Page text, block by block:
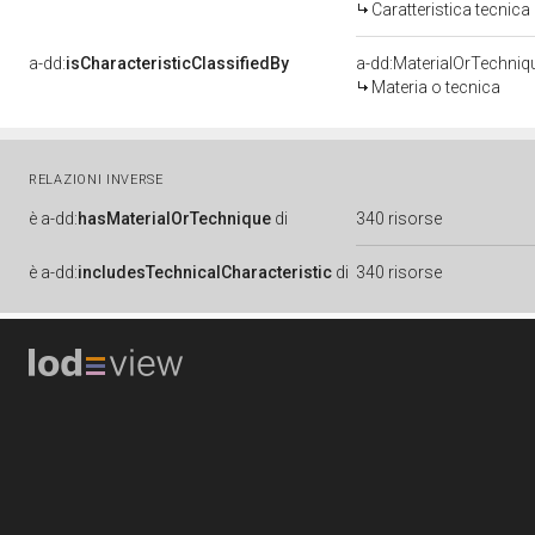
Caratteristica tecnica
a-dd:isCharacteristicClassifiedBy
a-
Materia o tecnica
RELAZIONI INVERSE
è a-dd:hasMaterialOrTechnique di 340 risorse
è a-dd:includesTechnicalCharacteristic di 340 risorse